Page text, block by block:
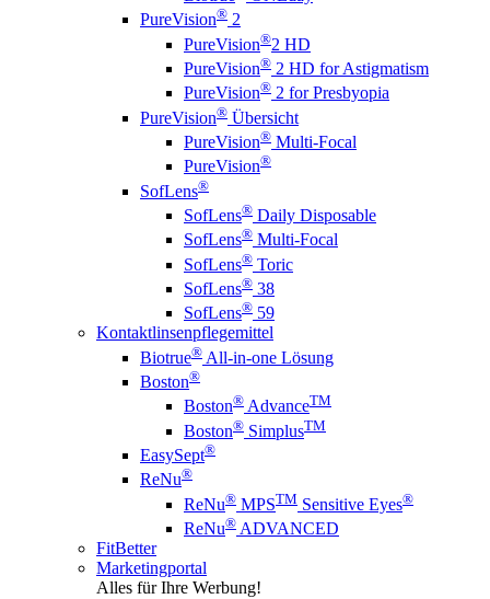
PureVision® 2
PureVision®2 HD
PureVision® 2 HD for Astigmatism
PureVision® 2 for Presbyopia
PureVision® Übersicht
PureVision® Multi-Focal
PureVision®
SofLens®
SofLens® Daily Disposable
SofLens® Multi-Focal
SofLens® Toric
SofLens® 38
SofLens® 59
Kontaktlinsenpflegemittel
Biotrue® All-in-one Lösung
Boston®
Boston® AdvanceTM
Boston® SimplusTM
EasySept®
ReNu®
ReNu® MPSTM Sensitive Eyes®
ReNu® ADVANCED
FitBetter
Marketingportal
Alles für Ihre Werbung!